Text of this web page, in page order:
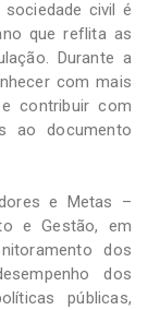
civil é
que reflita as
Durante a
com mais
contribuir com
ao documento
e Metas –
e Gestão, em
dos
dos
públicas,